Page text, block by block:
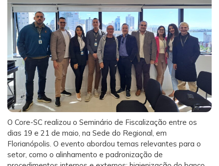
O Core-SC realizou o Seminário de Fiscalização entre os
dias 19 e 21 de maio, na Sede do Regional, em
Florianópolis. O evento abordou temas relevantes para o
setor, como o alinhamento e padronização de